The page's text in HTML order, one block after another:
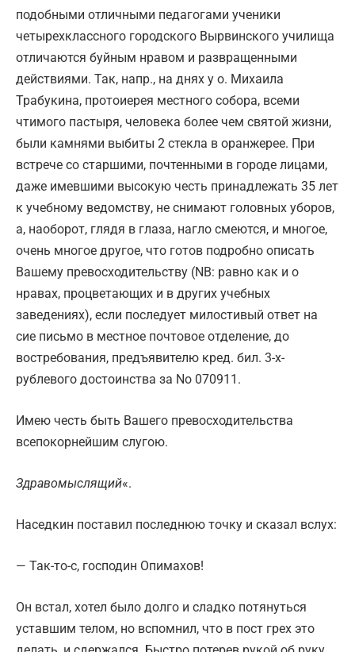
подобными отличными педагогами ученики
четырехклассного городского Вырвинского училища
отличаются буйным нравом и развращенными
действиями. Так, напр., на днях у о. Михаила
Трабукина, протоиерея местного собора, всеми
чтимого пастыря, человека более чем святой жизни,
были камнями выбиты 2 стекла в оранжерее. При
встрече со старшими, почтенными в городе лицами,
даже имевшими высокую честь принадлежать 35 лет
к учебному ведомству, не снимают головных уборов,
а, наоборот, глядя в глаза, нагло смеются, и многое,
очень многое другое, что готов подробно описать
Вашему превосходительству (NB: равно как и о
нравах, процветающих и в других учебных
заведениях), если последует милостивый ответ на
сие письмо в местное почтовое отделение, до
востребования, предъявителю кред. бил. 3-х-
рублевого достоинства за No 070911.
Имею честь быть Вашего превосходительства
всепокорнейшим слугою.
Здравомыслящий«.
Наседкин поставил последнюю точку и сказал вслух:
— Так-то-с, господин Опимахов!
Он встал, хотел было долго и сладко потянуться
уставшим телом, но вспомнил, что в пост грех это